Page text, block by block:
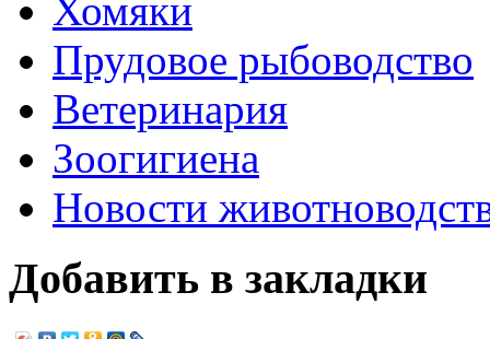
Хомяки
Прудовое рыбоводство
Ветеринария
Зоогигиена
Новости
Добавить в закладки